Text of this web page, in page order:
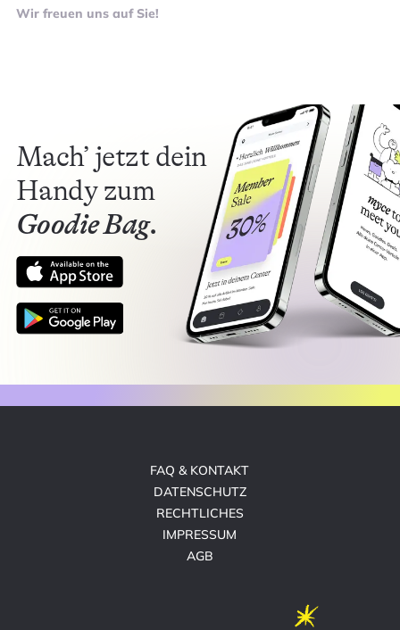
Wir freuen uns auf Sie!
Mach’ jetzt dein
Handy zum
Goodie Bag.
FAQ & KONTAKT
DATENSCHUTZ
RECHTLICHES
IMPRESSUM
AGB